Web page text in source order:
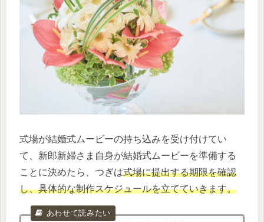
式場が結婚式ムービーの持ち込みを受け付けてい
て、新郎新婦さま自身が結婚式ムービーを準備する
ことに決めたら、つぎは式場に提出する期限を確認
し、具体的な制作スケジュールを立てていきます。